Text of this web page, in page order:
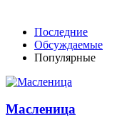
Последние
Обсуждаемые
Популярные
Масленица